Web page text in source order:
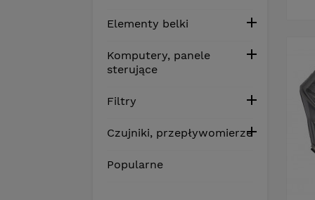
Elementy belki 
Komputery, panele
sterujące

Filtry 
Czujniki, przepływomierze
Popularne